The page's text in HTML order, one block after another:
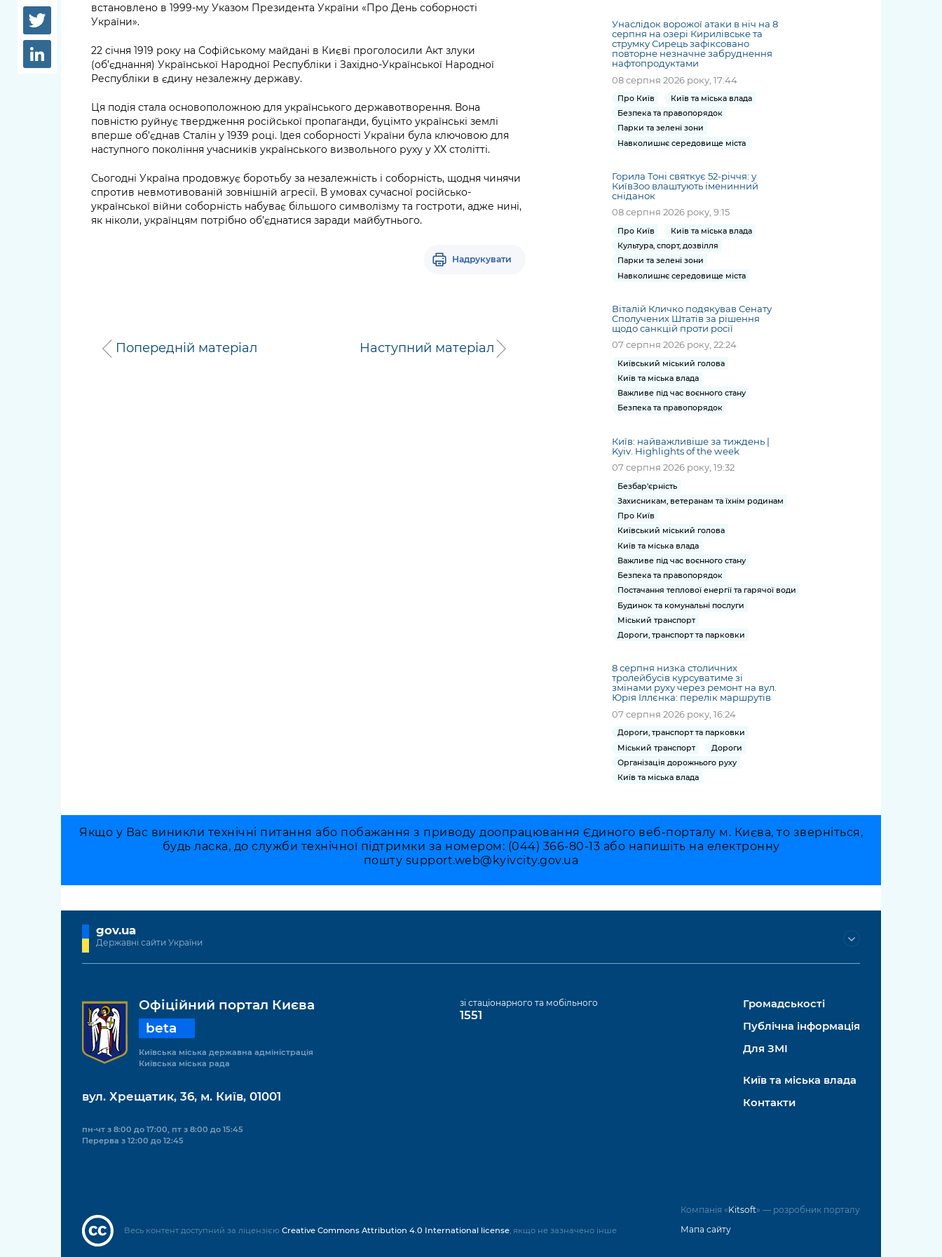
Структура
Рішення та розпорядження
Проєкти розпоряджень, що
КМВА
Вакансії
Звернення громадян
Гендерна політика
Безбар'єрність
Київська міська військова
адміністрація
довідки
Освіта та навчальні
заклади
Дороги, транспорт та
парковки
Навколишнє
середовище міста
Безпека та
правопорядок
Іноземцям / For
foreigners
Портал послуг
Міський застосунок Київ
Цифровий
Важливе під час
воєнного стану
Громадська
Громадський
бюджет
Контактний центр
адміністрації
«Ініціатива
«Партнерство
«Відкритий Уряд» –
місцевий рівень»
Важливе під час
воєнного стану
доступом
онлайн
Проекти
нормативно-
інших актів
Порядок
оскарження
рішень, дій чи
бездіяльності
розпорядників
інформації
Звіти про
опрацювання
публічну
інформацію
Публічні
дашборди
новини та
анонси від
КМДА /
Subscribe
announce
ments
from the
ський
запит /
Submitting
request
of
at work
встановлено в 1999-му Указом Президента України «Про День соборності
України».
22 січня 1919 року на Софійському майдані в Києві проголосили Акт злуки
(об’єднання) Української Народної Республіки і Західно-Української Народної
Республіки в єдину незалежну державу.
Ця подія стала основоположною для українського державотворення. Вона
повністю руйнує твердження російської пропаганди, буцімто українські землі
вперше об’єднав Сталін у 1939 році. Ідея соборності України була ключовою для
наступного покоління учасників українського визвольного руху у XX столітті.
Сьогодні Україна продовжує боротьбу за незалежність і соборність, щодня чинячи
спротив невмотивованій зовнішній агресії. В умовах сучасної російсько-
української війни соборність набуває більшого символізму та гостроти, адже нині,
як ніколи, українцям потрібно об’єднатися заради майбутнього.
Надрукувати
Попередній матеріал Наступний матеріал
Унаслідок ворожої атаки в ніч на 8
серпня на озері Кирилівське та
струмку Сирець зафіксовано
повторне незначне забруднення
нафтопродуктами
08 серпня 2026 року, 17:44
Про Київ
Київ та міська влада
Безпека та правопорядок
Парки та зелені зони
Навколишнє середовище міста
Горила Тоні святкує 52-річчя: у
КиївЗоо влаштують іменинний
сніданок
08 серпня 2026 року, 9:15
Про Київ
Київ та міська влада
Культура, спорт, дозвілля
Парки та зелені зони
Навколишнє середовище міста
Віталій Кличко подякував Сенату
Сполучених Штатів за рішення
щодо санкцій проти росії
07 серпня 2026 року, 22:24
Київський міський голова
Київ та міська влада
Важливе під час воєнного стану
Безпека та правопорядок
Київ: найважливіше за тиждень |
Kyiv. Highlights of the week
07 серпня 2026 року, 19:32
Безбар'єрність
Захисникам, ветеранам та їхнім родинам
Про Київ
Київський міський голова
Київ та міська влада
Важливе під час воєнного стану
Безпека та правопорядок
Постачання теплової енергії та гарячої води
Будинок та комунальні послуги
Міський транспорт
Дороги, транспорт та парковки
8 серпня низка столичних
тролейбусів курсуватиме зі
змінами руху через ремонт на вул.
Юрія Іллєнка: перелік маршрутів
07 серпня 2026 року, 16:24
Дороги, транспорт та парковки
Міський транспорт
Дороги
Організація дорожнього руху
Київ та міська влада
Якщо у Вас виникли технічні питання або побажання з приводу доопрацювання Єдиного веб-порталу м. Києва, то зверніться,
будь ласка, до служби технічної підтримки за номером: (044) 366-80-13 або напишіть на електронну
пошту support.web@kyivcity.gov.ua
gov.ua
Державні сайти України
Офіційний портал Києва
beta
Київська міська державна адміністрація
Київська міська рада
вул. Хрещатик, 36, м. Київ, 01001
пн-чт з 8:00 до 17:00, пт з 8:00 до 15:45
Перерва з 12:00 до 12:45
зі стаціонарного та мобільного
1551
Громадськості
Публічна інформація
Для ЗМІ
Київ та міська влада
Контакти
Компанія «Kitsoft» — розробник порталу
Мапа сайту
Весь контент доступний за ліцензією Creative Commons Attribution 4.0 International license, якщо не зазначено інше